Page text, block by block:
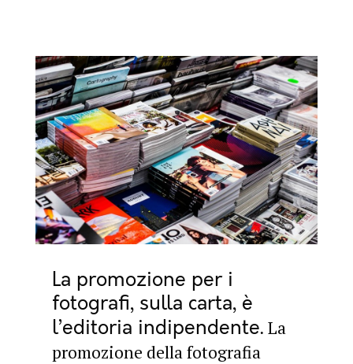
La promozione per i
fotografi, sulla carta, è
l’editoria indipendente La
promozione della fotografia